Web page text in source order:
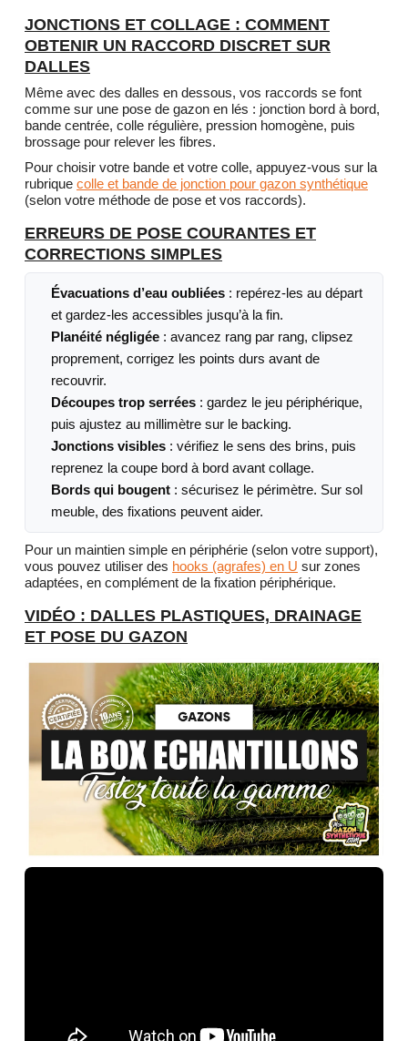
JONCTIONS ET COLLAGE : COMMENT
OBTENIR UN RACCORD DISCRET SUR
DALLES
Même avec des dalles en dessous, vos raccords se font
comme sur une pose de gazon en lés : jonction bord à bord,
bande centrée, colle régulière, pression homogène, puis
brossage pour relever les fibres.
Pour choisir votre bande et votre colle, appuyez-vous sur la
rubrique colle et bande de jonction pour gazon synthétique
(selon votre méthode de pose et vos raccords).
ERREURS DE POSE COURANTES ET
CORRECTIONS SIMPLES
Évacuations d’eau oubliées : repérez-les au départ
et gardez-les accessibles jusqu’à la fin.
Planéité négligée : avancez rang par rang, clipsez
proprement, corrigez les points durs avant de
recouvrir.
Découpes trop serrées : gardez le jeu périphérique,
puis ajustez au millimètre sur le backing.
Jonctions visibles : vérifiez le sens des brins, puis
reprenez la coupe bord à bord avant collage.
Bords qui bougent : sécurisez le périmètre. Sur sol
meuble, des fixations peuvent aider.
Pour un maintien simple en périphérie (selon votre support),
vous pouvez utiliser des hooks (agrafes) en U sur zones
adaptées, en complément de la fixation périphérique.
VIDÉO : DALLES PLASTIQUES, DRAINAGE
ET POSE DU GAZON